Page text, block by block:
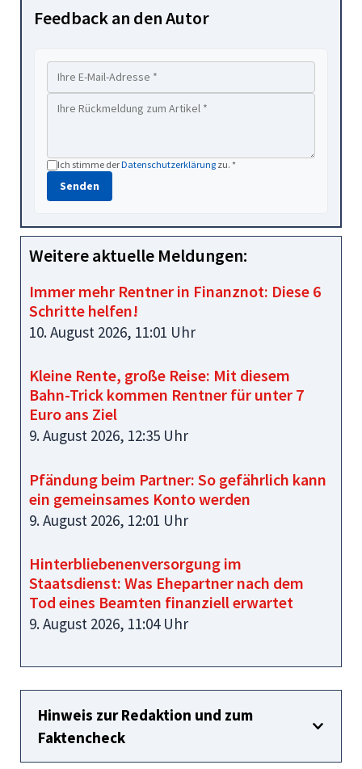
Feedback an den Autor
Ich stimme derDatenschutzerklärung zu. *
Senden
Weitere aktuelle Meldungen:
Immer mehr Rentner in Finanznot: Diese 6
Schritte helfen!
10. August 2026, 11:01 Uhr
Kleine Rente, große Reise: Mit diesem
Bahn-Trick kommen Rentner für unter 7
Euro ans Ziel
9. August 2026, 12:35 Uhr
Pfändung beim Partner: So gefährlich kann
ein gemeinsames Konto werden
9. August 2026, 12:01 Uhr
Hinterbliebenenversorgung im
Staatsdienst: Was Ehepartner nach dem
Tod eines Beamten finanziell erwartet
9. August 2026, 11:04 Uhr
Hinweis zur Redaktion und zum
Faktencheck